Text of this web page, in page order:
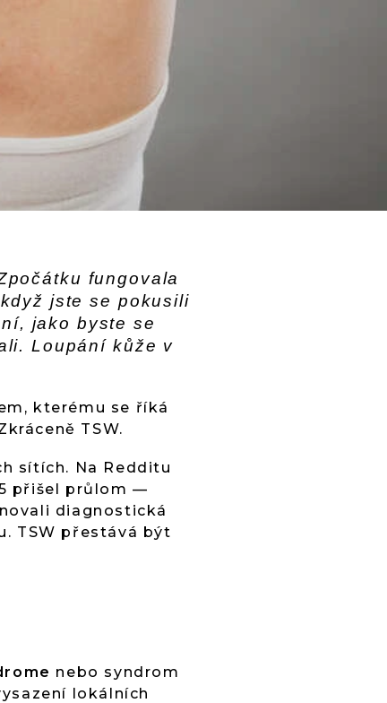
fungovala
jste se pokusili
jako byste se
Loupání kůže v
kterému se říká
TSW.
sítích. Na Redditu
přišel průlom —
diagnostická
TSW přestává být
nebo syndrom
lokálních